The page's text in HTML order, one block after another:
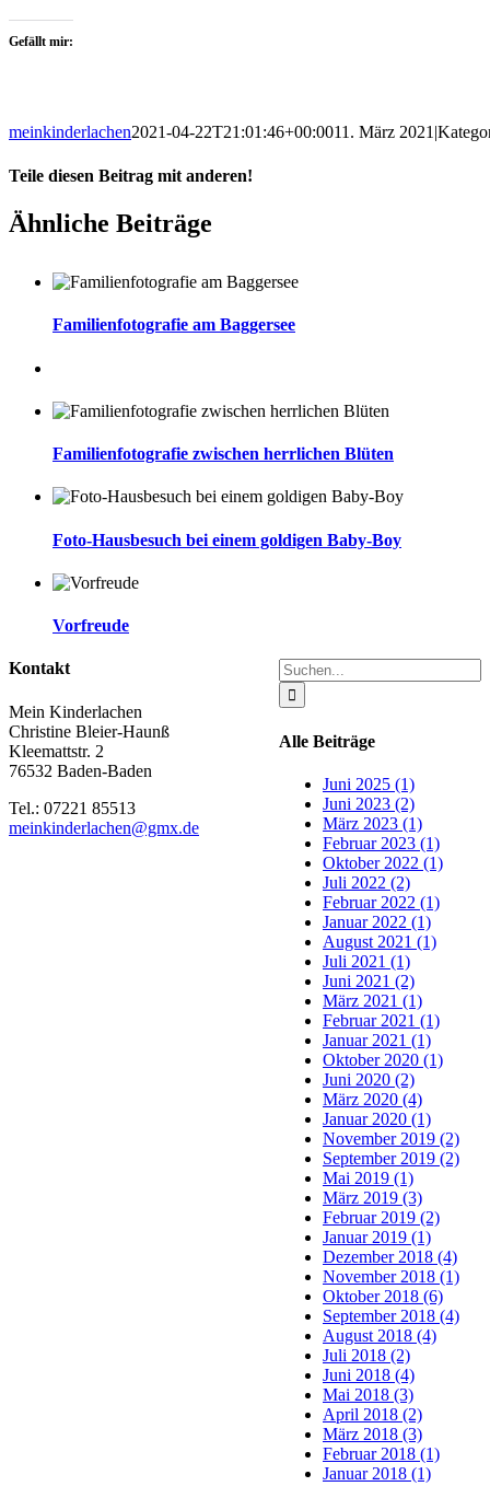
Gefällt mir:
meinkinderlachen2021-04-22T21:01:46+00:0011. März 2021|
Teile diesen Beitrag mit anderen!
Facebook
Twitter
LinkedIn
Pinterest
E-
Mail
Ähnliche Beiträge
Familienfotografie am Baggersee
Familienfotografie zwischen herrlichen Blüten
Foto-Hausbesuch bei einem goldigen Baby-Boy
Vorfreude
Suche
nach:
Alle Beiträge
Juni 2025 (1)
Juni 2023 (2)
März 2023 (1)
Februar 2023 (1)
Oktober 2022 (1)
Juli 2022 (2)
Februar 2022 (1)
Januar 2022 (1)
August 2021 (1)
Juli 2021 (1)
Juni 2021 (2)
März 2021 (1)
Februar 2021 (1)
Januar 2021 (1)
Oktober 2020 (1)
Juni 2020 (2)
März 2020 (4)
Januar 2020 (1)
November 2019 (2)
September 2019 (2)
Mai 2019 (1)
März 2019 (3)
Februar 2019 (2)
Januar 2019 (1)
Dezember 2018 (4)
November 2018 (1)
Oktober 2018 (6)
September 2018 (4)
August 2018 (4)
Juli 2018 (2)
Juni 2018 (4)
Mai 2018 (3)
April 2018 (2)
März 2018 (3)
Februar 2018 (1)
Januar 2018 (1)
Kontakt
Mein Kinderlachen
Christine Bleier-Haunß
Kleemattstr. 2
76532 Baden-Baden
Tel.: 07221 85513
meinkinderlachen@gmx.de